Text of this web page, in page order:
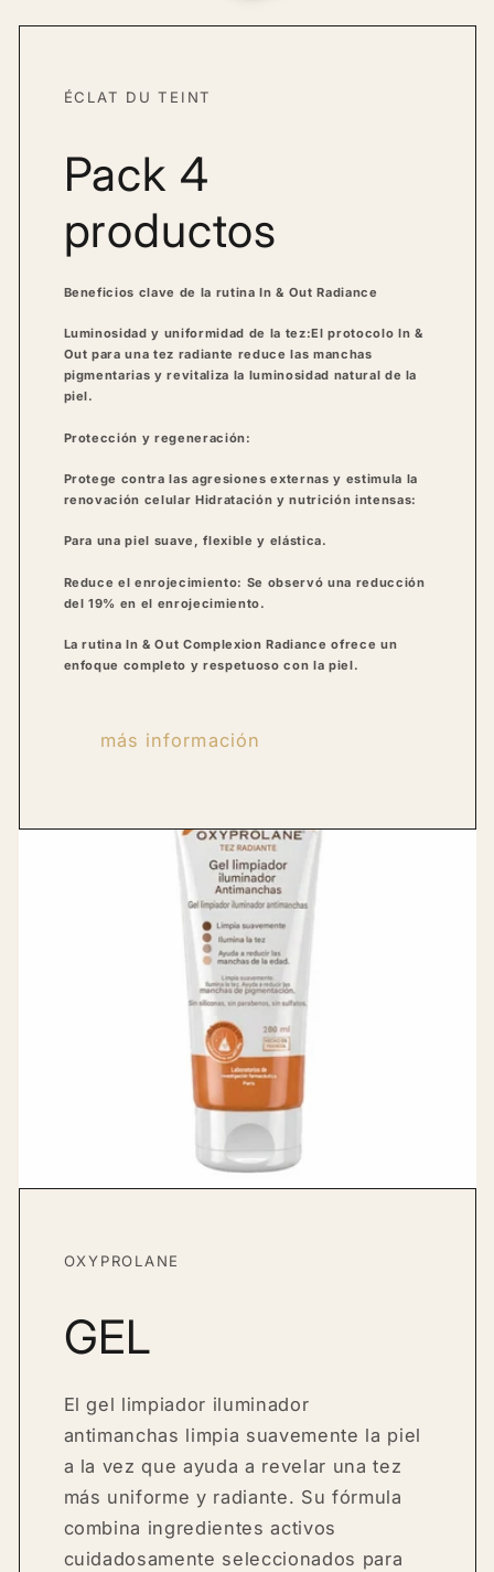
ÉCLAT DU TEINT
Pack 4
productos
Beneficios clave de la rutina In & Out Radiance
Luminosidad y uniformidad de la tez:El protocolo In &
Out para una tez radiante reduce las manchas
pigmentarias y revitaliza la luminosidad natural de la
piel.
Protección y regeneración:
Protege contra las agresiones externas y estimula la
renovación celularHidratación y nutrición intensas:
Para una piel suave, flexible y elástica.
Reduce el enrojecimiento: Se observó una reducción
del 19% en el enrojecimiento.
La rutina In & Out Complexion Radiance ofrece un
enfoque completo y respetuoso con la piel.
más información
OXYPROLANE
GEL
El gel limpiador iluminador
antimanchas limpia suavemente la piel
a la vez que ayuda a revelar una tez
más uniforme y radiante. Su fórmula
combina ingredientes activos
cuidadosamente seleccionados para